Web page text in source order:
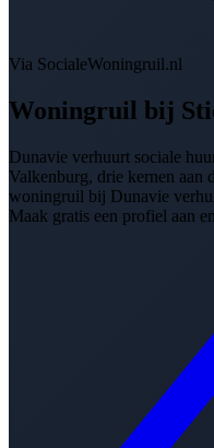
Via SocialeWoningruil.nl
Woningruil bij
Dunavie verhuurt sociale
Valkenburg, drie kernen aan
woningruil bij Dunavie
Maak gratis een profiel aan